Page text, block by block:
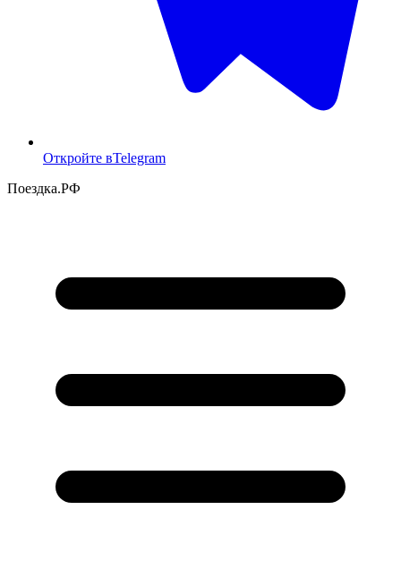
Откройте вTelegram
Поездка.РФ